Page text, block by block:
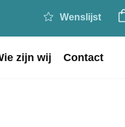
Wenslijst
zijn wij Contact